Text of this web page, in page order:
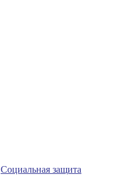
Социальная защита